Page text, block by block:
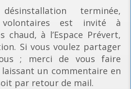
terminée,
volontaires est invité à
chaud, à l’Espace Prévert,
Si vous voulez partager
; merci de vous faire
un commentaire en
par retour de mail.